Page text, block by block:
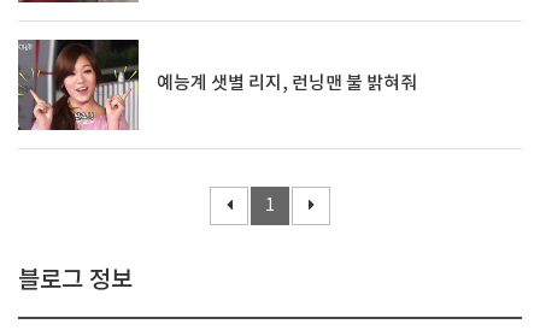
예능계 샛별 리지, 런닝맨 불 밝혀줘
1
블로그 정보